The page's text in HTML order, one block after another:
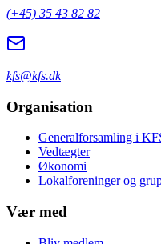
(+45) 35 43 82 82
kfs@kfs.dk
Organisation
Generalforsamling i
Vedtægter
Økonomi
Lokalforeninger og
Vær med